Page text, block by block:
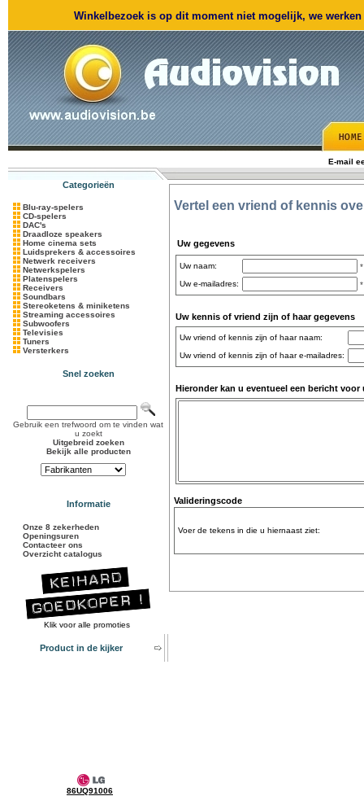
Winkelbezoek is op dit moment niet mogelijk, we
E-mail
Categorieën
Blu-ray-spelers
CD-spelers
DAC's
Draadloze speakers
Home cinema sets
Luidsprekers & accessoires
Netwerk receivers
Netwerkspelers
Platenspelers
Receivers
Soundbars
Stereoketens & miniketens
Streaming accessoires
Subwoofers
Televisies
Tuners
Versterkers
Snel zoeken
Gebruik een trefwoord om te vinden wat
u zoekt
Uitgebreid zoeken
Bekijk alle producten
Informatie
Onze 8 zekerheden
Openingsuren
Contacteer ons
Overzicht catalogus
Klik voor alle promoties
Product in de kijker
86UQ91006
Vertel een vriend of kennis
Uw gegevens
Uw naam:
*
Uw e-mailadres:
*
Uw kennis of vriend zijn of haar gegevens
Uw vriend of kennis zijn of haar naam:
Uw vriend of kennis zijn of haar e-mailadres:
Hieronder kan u eventueel een bericht
Valideringscode
Voer de tekens in die u hiernaast ziet: